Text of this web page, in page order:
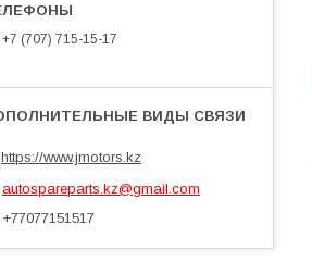
+7 (707) 715-15-17
https://www.jmotors.kz
autospareparts.kz@gmail.com
+77077151517